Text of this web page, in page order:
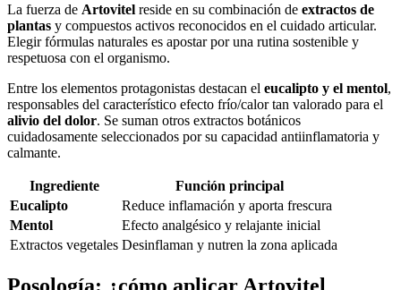
La fuerza de Artovitel reside en su combinación de extractos de
plantas y compuestos activos reconocidos en el cuidado articular.
Elegir fórmulas naturales es apostar por una rutina sostenible y
respetuosa con el organismo.
Entre los elementos protagonistas destacan el eucalipto y el mentol,
responsables del característico efecto frío/calor tan valorado para el
alivio del dolor. Se suman otros extractos botánicos
cuidadosamente seleccionados por su capacidad antiinflamatoria y
calmante.
Ingrediente
Función principal
Eucalipto
Reduce inflamación y aporta frescura
Mentol
Efecto analgésico y relajante inicial
Extractos vegetales Desinflaman y nutren la zona aplicada